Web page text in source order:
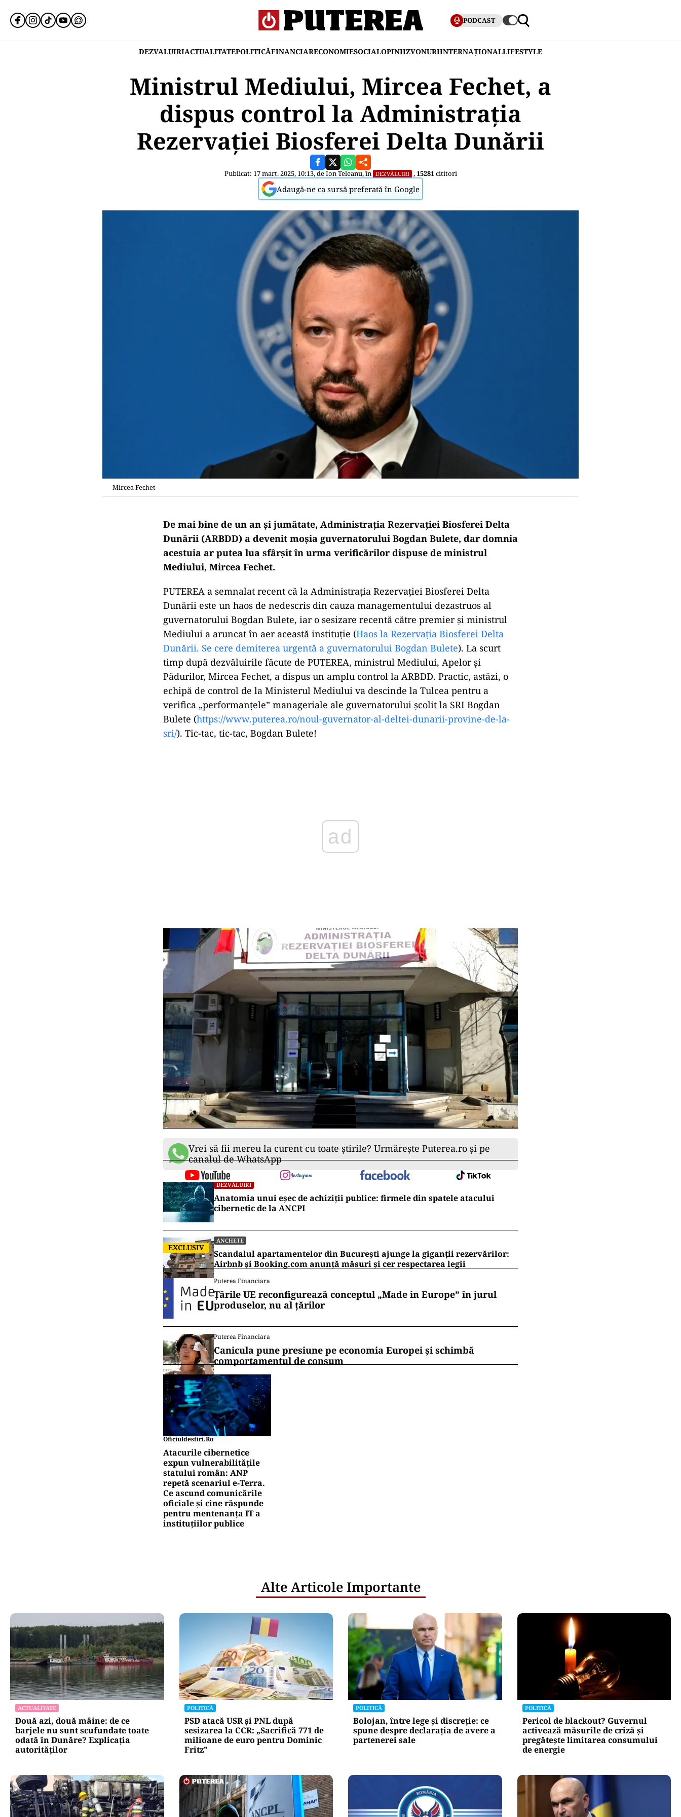
PODCAST
DEZVALUIRIACTUALITATEPOLITICĂFINANCIARECONOMIESOCIALOPINIIZVONURIINTERNAȚIONALLIFESTYLE
Ministrul Mediului, Mircea Fechet, a
dispus control la Administrația
Rezervației Biosferei Delta Dunării
Publicat: 17 mart. 2025, 10:13, deIon Teleanu, în DEZVĂLUIRI ,15281cititori
Adaugă-ne ca sursă preferată în Google
Mircea Fechet
De mai bine de un an și jumătate, Administrația Rezervației Biosferei Delta
Dunării (ARBDD) a devenit moșia guvernatorului Bogdan Bulete, dar domnia
acestuia ar putea lua sfârșit în urma verificărilor dispuse de ministrul
Mediului, Mircea Fechet.
PUTEREA a semnalat recent că la Administrația Rezervației Biosferei Delta
Dunării este un haos de nedescris din cauza managementului dezastruos al
guvernatorului Bogdan Bulete, iar o sesizare recentă către premier și ministrul
Mediului a aruncat în aer această instituție (Haos la Rezervația Biosferei Delta
Dunării. Se cere demiterea urgentă a guvernatorului Bogdan Bulete). La scurt
timp după dezvăluirile făcute de PUTEREA, ministrul Mediului, Apelor și
Pădurilor, Mircea Fechet, a dispus un amplu control la ARBDD. Practic, astăzi, o
echipă de control de la Ministerul Mediului va descinde la Tulcea pentru a
verifica „performanțele” manageriale ale guvernatorului școlit la SRI Bogdan
Bulete (https://www.puterea.ro/noul-guvernator-al-deltei-dunarii-provine-de-la-
sri/). Tic-tac, tic-tac, Bogdan Bulete!
Vrei să fii mereu la curent cu toate știrile? Urmărește Puterea.ro și pe
canalul de WhatsApp
DEZVĂLUIRI
Anatomia unui eșec de achiziții publice: firmele din spatele atacului
cibernetic de la ANCPI
EXCLUSIV
ANCHETE
Scandalul apartamentelor din București ajunge la giganții rezervărilor:
Airbnb și Booking.com anunță măsuri și cer respectarea legii
Puterea Financiara
Țările UE reconfigurează conceptul „Made in Europe” în jurul
produselor, nu al țărilor
Puterea Financiara
Canicula pune presiune pe economia Europei și schimbă
comportamentul de consum
Oficiuldestiri.ro
Atacurile cibernetice
expun vulnerabilitățile
statului român: ANP
repetă scenariul e‑Terra.
Ce ascund comunicările
oficiale și cine răspunde
pentru mentenanța IT a
instituțiilor publice
Alte Articole Importante
ACTUALITATE
Două azi, două mâine: de ce
barjele nu sunt scufundate toate
odată în Dunăre? Explicația
autorităților
POLITICĂ
PSD atacă USR și PNL după
sesizarea la CCR: „Sacrifică 771 de
milioane de euro pentru Dominic
Fritz”
POLITICĂ
Bolojan, între lege și discreție: ce
spune despre declarația de avere a
partenerei sale
POLITICĂ
Pericol de blackout? Guvernul
activează măsurile de criză și
pregătește limitarea consumului
de energie